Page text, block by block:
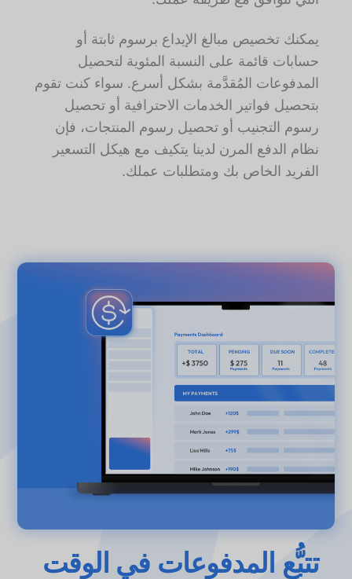
يمكنك تخصيص مبالغ الإيداع برسوم ثابتة أو
حسابات قائمة على النسبة المئوية لتحصيل
المدفوعات المُقدَّمة بشكل أسرع. سواء كنت تقوم
بتحصيل فواتير الخدمات الاحترافية أو تحصيل
رسوم التجنيب أو تحصيل رسوم المنتجات، فإن
نظام الدفع المرن لدينا يتكيف مع هيكل التسعير
الفريد الخاص بك ومتطلبات عملك.
تتبُّع المدفوعات في الوقت